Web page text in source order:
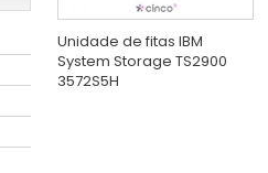
Unidade de fitas IBM
System Storage TS2900
3572S5H